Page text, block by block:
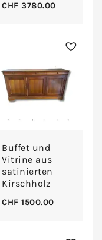
CHF 3780.00
Buffet und
Vitrine aus
satinierten
Kirschholz
CHF 1500.00